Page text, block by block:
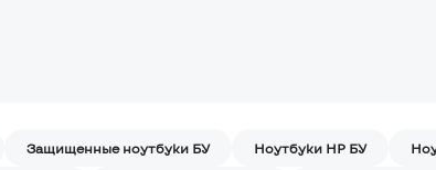
Защищенные ноутбуки БУ Ноутбуки HP БУ